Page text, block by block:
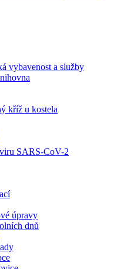
vybavenost a služby
kříž u kostela
SARS-CoV-2
úpravy
dnů